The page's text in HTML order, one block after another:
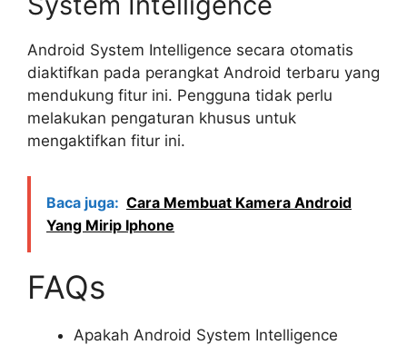
Android System Intelligence secara otomatis
diaktifkan pada perangkat Android terbaru yang
mendukung fitur ini. Pengguna tidak perlu
melakukan pengaturan khusus untuk
mengaktifkan fitur ini.
Baca juga: Cara Membuat Kamera Android
Yang Mirip Iphone
FAQs
Apakah Android System Intelligence